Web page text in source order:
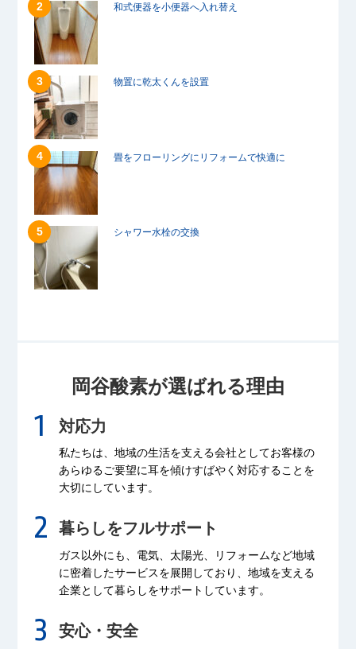
和式便器を小便器へ入れ替え
物置に乾太くんを設置
畳をフローリングにリフォームで快適に
シャワー水栓の交換
岡谷酸素が選ばれる理由
対応力
私たちは、地域の生活を支える会社としてお客様の
あらゆるご要望に耳を傾けすばやく対応することを
大切にしています。
暮らしをフルサポート
ガス以外にも、電気、太陽光、リフォームなど地域
に密着したサービスを展開しており、地域を支える
企業として暮らしをサポートしています。
安心・安全